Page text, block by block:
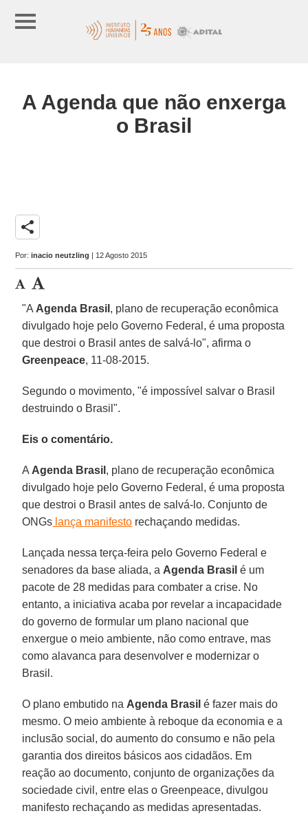
A Agenda que não enxerga
o Brasil
share
Por:inacio neutzling | 12 Agosto 2015
"A Agenda Brasil , plano de recuperação econômica
divulgado hoje pelo Governo Federal, é uma proposta
que destroi o Brasil antes de salvá-lo", afirma o
Greenpeace, 11-08-2015.
Segundo o movimento, "é impossível salvar o Brasil
destruindo o Brasil".
Eis o comentário.
A Agenda Brasil , plano de recuperação econômica
divulgado hoje pelo Governo Federal, é uma proposta
que destroi o Brasil antes de salvá-lo. Conjunto de
ONGs lança manifesto rechaçando medidas.
Lançada nessa terça-feira pelo Governo Federal e
senadores da base aliada, a Agenda Brasil é um
pacote de 28 medidas para combater a crise. No
entanto, a iniciativa acaba por revelar a incapacidade
do governo de formular um plano nacional que
enxergue o meio ambiente, não como entrave, mas
como alavanca para desenvolver e modernizar o
Brasil.
O plano embutido na Agenda Brasil é fazer mais do
mesmo. O meio ambiente à reboque da economia e a
inclusão social, do aumento do consumo e não pela
garantia dos direitos básicos aos cidadãos. Em
reação ao documento, conjunto de organizações da
sociedade civil, entre elas o Greenpeace, divulgou
manifesto rechaçando as medidas apresentadas.